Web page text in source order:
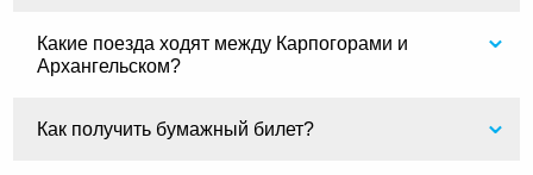
Какие поезда ходят между Карпогорами и
Архангельском?
Как получить бумажный билет?